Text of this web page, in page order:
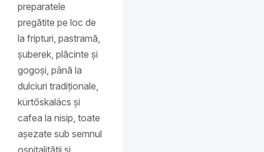
preparatele
pregătite pe loc de
la fripturi, pastramă,
șuberek, plăcinte și
gogoși, până la
dulciuri tradiționale,
kürtőskalács și
cafea la nisip, toate
așezate sub semnul
ospitalității și